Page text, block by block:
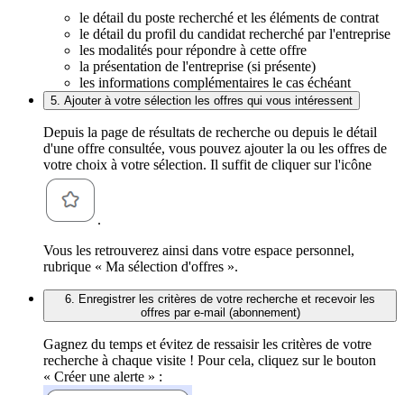
le détail du poste recherché et les éléments de contrat
le détail du profil du candidat recherché par l'entreprise
les modalités pour répondre à cette offre
la présentation de l'entreprise (si présente)
les informations complémentaires le cas échéant
5. Ajouter à votre sélection les offres qui vous intéressent
Depuis la page de résultats de recherche ou depuis le détail
d'une offre consultée, vous pouvez ajouter la ou les offres de
votre choix à votre sélection. Il suffit de cliquer sur l'icône
.
Vous les retrouverez ainsi dans votre espace personnel,
rubrique « Ma sélection d'offres ».
6. Enregistrer les critères de votre recherche et recevoir les
offres par e-mail (abonnement)
Gagnez du temps et évitez de ressaisir les critères de votre
recherche à chaque visite ! Pour cela, cliquez sur le bouton
« Créer une alerte » :